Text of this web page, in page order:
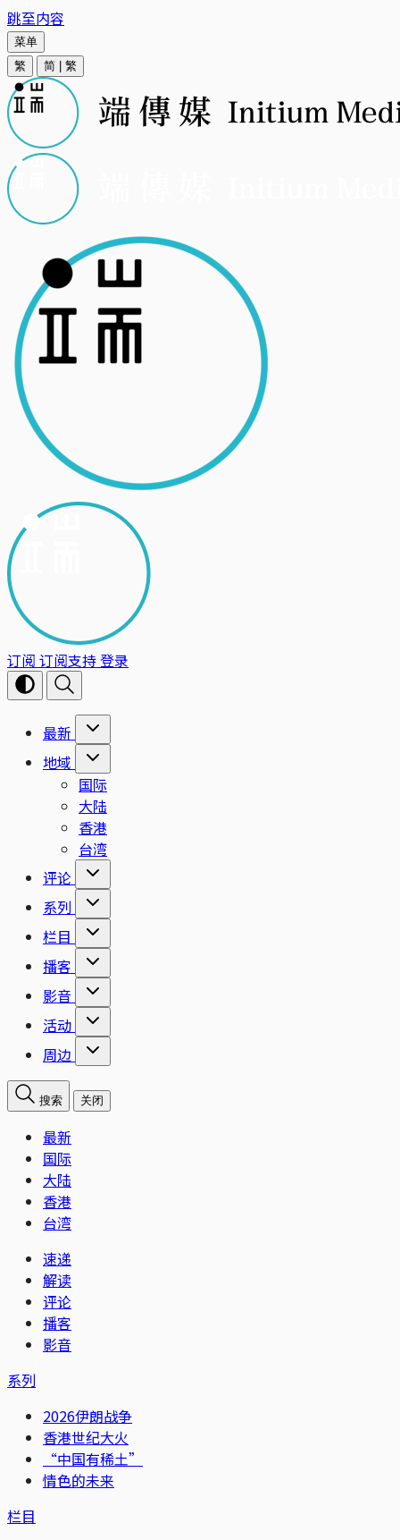
跳至内容
菜单
繁
简 繁
订阅 订阅支持登录
最新
地域
国际
大陆
香港
台湾
评论
系列
栏目
播客
影音
活动
周边
搜索 关闭
最新
国际
大陆
香港
台湾
速递
解读
评论
播客
影音
系列
2026伊朗战争
香港世纪大火
“中国有稀土”
情色的未来
栏目